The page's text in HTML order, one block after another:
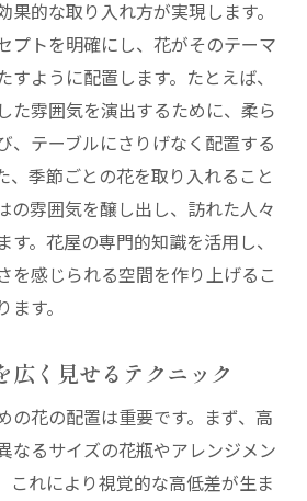
的な取り入れ方が実現します。
プトを明確にし、花がそのテーマ
すように配置します。たとえば、
た雰囲気を演出するために、柔ら
、テーブルにさりげなく配置する
、季節ごとの花を取り入れること
の雰囲気を醸し出し、訪れた人々
す。花屋の専門的知識を活用し、
を感じられる空間を作り上げるこ
す。
広く見せるテクニック
の花の配置は重要です。まず、高
なるサイズの花瓶やアレンジメン
これにより視覚的な高低差が生ま